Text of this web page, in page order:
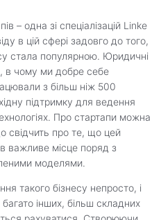
– одна зі спеціалізацій Linke
в цій сфері задовго до того,
стала популярною. Юридичні
в чому ми добре себе
з більш ніж 500
підтримку для ведення
Про стартапи можна
свідчить про те, що цей
важливе місце поряд з
моделями.
такого бізнесу непросто, і
інших, більш складних